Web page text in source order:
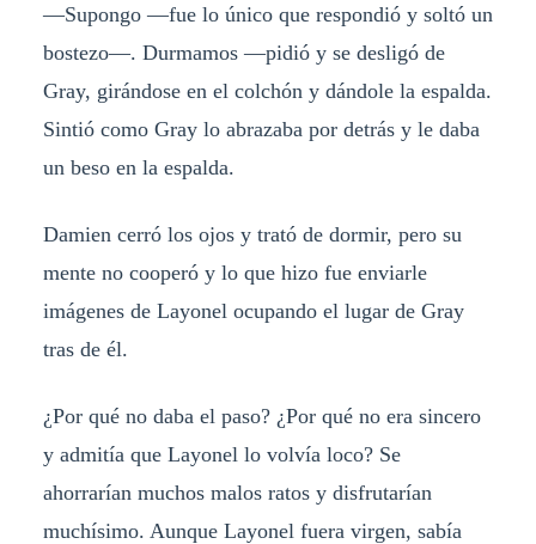
—Supongo —fue lo único que respondió y soltó un
bostezo—. Durmamos —pidió y se desligó de
Gray, girándose en el colchón y dándole la espalda.
Sintió como Gray lo abrazaba por detrás y le daba
un beso en la espalda.
Damien cerró los ojos y trató de dormir, pero su
mente no cooperó y lo que hizo fue enviarle
imágenes de Layonel ocupando el lugar de Gray
tras de él.
¿Por qué no daba el paso? ¿Por qué no era sincero
y admitía que Layonel lo volvía loco? Se
ahorrarían muchos malos ratos y disfrutarían
muchísimo. Aunque Layonel fuera virgen, sabía